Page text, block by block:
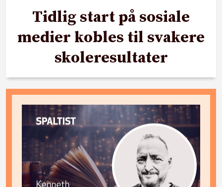
Tidlig start på sosiale
medier kobles til svakere
skoleresultater